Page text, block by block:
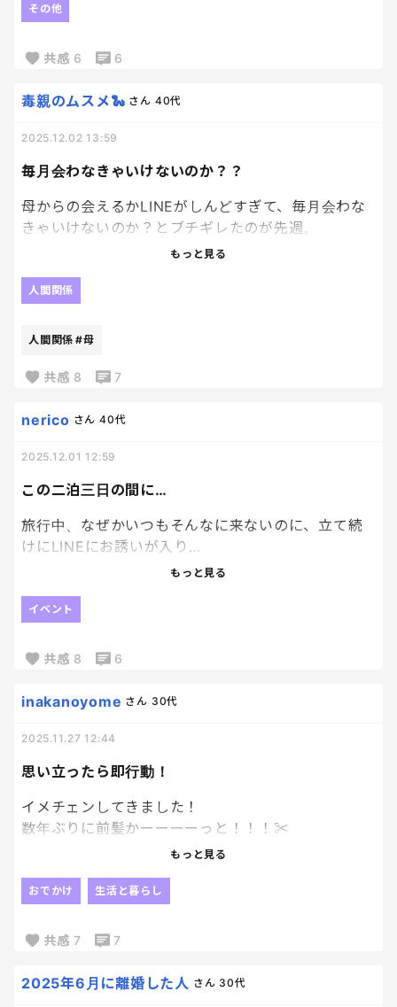
いやさ、あなたと叔母さんが実の子どもなんだか
ど、みんなまとめていなくなればいいのにと最近思
親世代が私のストレスになっていて、本当に疲れる。
その他
共感 6 6
毎月会わなきゃいけないのか？？
毒親のムスメ🐍 さん 40代
2025.12.02 13:59
母からの会えるかLINEがしんどすぎて、毎月会わな
きゃいけないのか？とブチギレたのが先週。
はあ？
もっと見る
人間関係
人間関係 #母
共感 8 7
この二泊三日の間に…
nerico さん 40代
2025.12.01 12:59
旅行中、なぜかいつもそんなに来ないのに、立て続
けにLINEにお誘いが入り…
懐かしい同期や、仲良しの代理店さん、大学の友達
た…！！！
みんな一緒にいるんか？くらい、立て続けに来たか
もらえるのが有難いし嬉しい。
年明け楽しみだなー ってまだ年末でもないのに笑
時が経つのはあっという間だ…！！
もっと見る
イベント
共感 8 6
思い立ったら即行動！
inakanoyome さん 30代
2025.11.27 12:44
イメチェンしてきました！
数年ぶりに前髪かーーーーっと！！！✂
私、思ったことで可能なことは即座にやりたいタイ
なので夜中に思っいたって即連絡。
す。）
急にどうしたんですか。と笑われましたが、
もっと見る
おでかけ 生活と暮らし
共感 7 7
2025年6月に離婚した人 さん 30代